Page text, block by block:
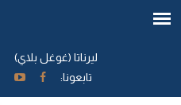
ليرناتا (غوغل بلاي)
تابعونا: